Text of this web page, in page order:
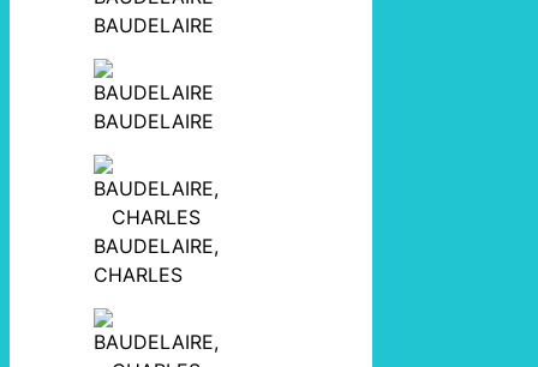
BAUDELAIRE
BAUDELAIRE
BAUDELAIRE,
CHARLES